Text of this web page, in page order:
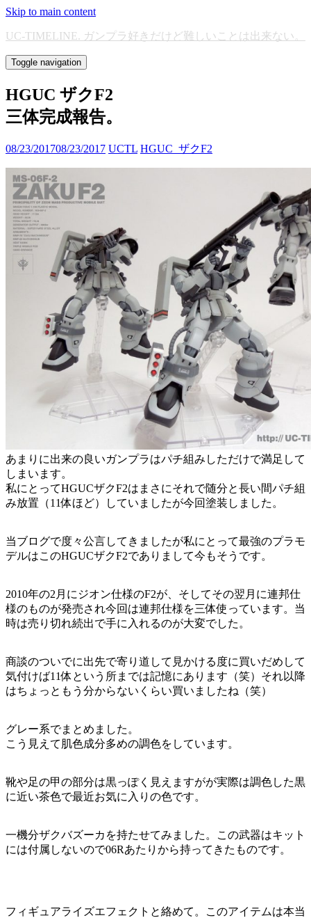
Skip to main content
UC-TIMELINE. ガンプラ好きだけど難しいことは出来ない。
Toggle navigation
HGUC ザクF2
三体完成報告。
08/23/201708/23/2017 UCTL HGUC_ザクF2
あまりに出来の良いガンプラはパチ組みしただけで満足して
しまいます。
私にとってHGUCザクF2はまさにそれで随分と長い間パチ組
み放置（11体ほど）していましたが今回塗装しました。
当ブログで度々公言してきましたが私にとって最強のプラモ
デルはこのHGUCザクF2でありまして今もそうです。
2010年の2月にジオン仕様のF2が、そしてその翌月に連邦仕
様のものが発売され今回は連邦仕様を三体使っています。当
時は売り切れ続出で手に入れるのが大変でした。
商談のついでに出先で寄り道して見かける度に買いだめして
気付けば11体という所までは記憶にあります（笑）それ以降
はちょっともう分からないくらい買いましたね（笑）
グレー系でまとめました。
こう見えて肌色成分多めの調色をしています。
靴や足の甲の部分は黒っぽく見えますがが実際は調色した黒
に近い茶色で最近お気に入りの色です。
一機分ザクバズーカを持たせてみました。この武器はキット
には付属しないので06Rあたりから持ってきたものです。
フィギュアライズエフェクトと絡めて。このアイテムは本当